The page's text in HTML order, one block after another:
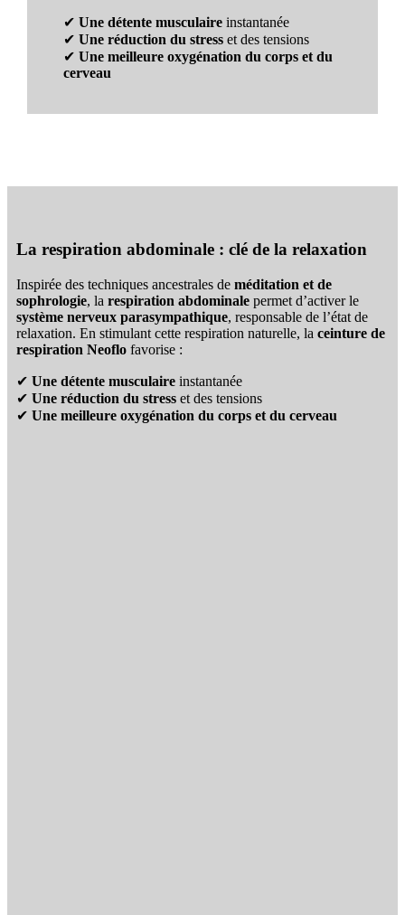
✔ Une détente musculaireinstantanée
✔ Une réduction du stresset des tensions
✔ Une meilleure oxygénation du corps et du
cerveau
La respiration abdominale : clé de la relaxation
Inspirée des techniques ancestrales de méditation et de
sophrologie, la respiration abdominale permet d’activer le
système nerveux parasympathique, responsable de l’état de
relaxation. En stimulant cette respiration naturelle, la ceinture de
respiration Neoflo favorise :
✔ Une détente musculaire instantanée
✔ Une réduction du stress et des tensions
✔ Une meilleure oxygénation du corps et du cerveau